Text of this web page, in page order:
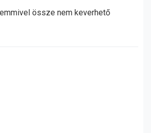
össze nem keverhető